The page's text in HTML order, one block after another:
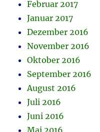
Februar 2017
Januar 2017
Dezember 2016
November 2016
Oktober 2016
September 2016
August 2016
Juli 2016
Juni 2016
Mai 2016